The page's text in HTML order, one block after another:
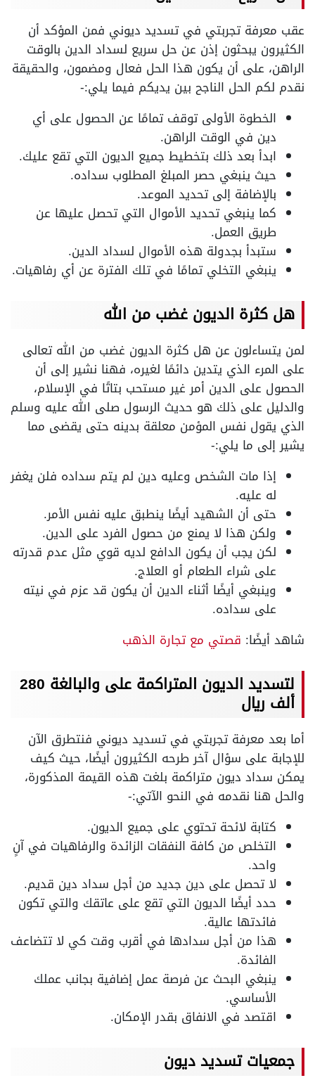
عقب معرفة تجربتي في تسديد ديوني فمن المؤكد أن
الكثيرون يبحثون إذن عن حل سريع لسداد الدين بالوقت
الراهن، على أن يكون هذا الحل فعال ومضمون، والحقيقة
نقدم لكم الحل الناجح بين يديكم فيما يلي:-
الخطوة الأولى توقف تمامًا عن الحصول على أي
دين في الوقت الراهن.
ابدأ بعد ذلك بتخطيط جميع الديون التي تقع عليك.
حيث ينبغي حصر المبلغ المطلوب سداده.
بالإضافة إلى تحديد الموعد.
كما ينبغي تحديد الأموال التي تحصل عليها عن
طريق العمل.
ستبدأ بجدولة هذه الأموال لسداد الدين.
ينبغي التخلي تمامًا في تلك الفترة عن أي رفاهيات.
هل كثرة الديون غضب من الله
لمن يتساءلون عن هل كثرة الديون غضب من الله تعالى
على المرء الذي يتدين دائمًا لغيره، فهنا نشير إلى أن
الحصول على الدين أمر غير مستحب بتاتًا في الإسلام،
والدليل على ذلك هو حديث الرسول صلى الله عليه وسلم
الذي يقول نفس المؤمن معلقة بدينه حتى يقضى مما
يشير إلى ما يلي:-
إذا مات الشخص وعليه دين لم يتم سداده فلن يغفر
له عليه.
حتى أن الشهيد أيضًا ينطبق عليه نفس الأمر.
ولكن هذا لا يمنع من حصول الفرد على الدين.
لكن يجب أن يكون الدافع لديه قوي مثل عدم قدرته
على شراء الطعام أو العلاج.
وينبغي أيضًا أثناء الدين أن يكون قد عزم في نيته
على سداده.
شاهد أيضًا: قصتي مع تجارة الذهب
لتسديد الديون المتراكمة على والبالغة 280
ألف ريال
أما بعد معرفة تجربتي في تسديد ديوني فنتطرق الآن
للإجابة على سؤال آخر طرحه الكثيرون أيضًا، حيث كيف
يمكن سداد ديون متراكمة بلغت هذه القيمة المذكورة،
والحل هنا نقدمه في النحو الآتي:-
كتابة لائحة تحتوي على جميع الديون.
التخلص من كافة النفقات الزائدة والرفاهيات في آنٍ
واحد.
لا تحصل على دين جديد من أجل سداد دين قديم.
حدد أيضًا الديون التي تقع على عاتقك والتي تكون
فائدتها عالية.
هذا من أجل سدادها في أقرب وقت كي لا تتضاعف
الفائدة.
ينبغي البحث عن فرصة عمل إضافية بجانب عملك
الأساسي.
اقتصد في الانفاق بقدر الإمكان.
جمعيات تسديد ديون